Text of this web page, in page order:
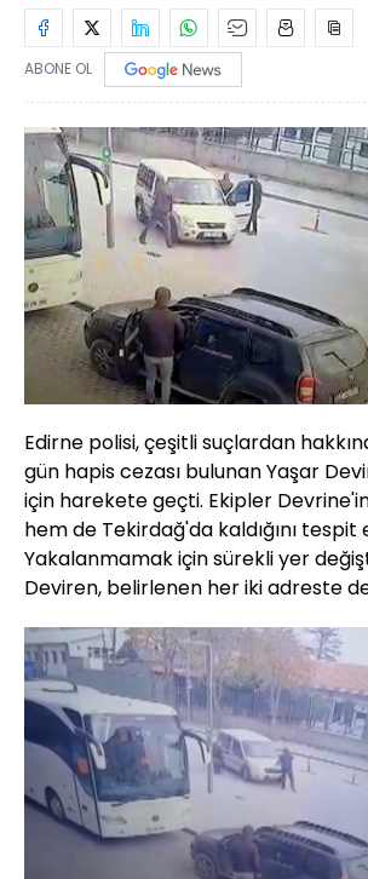
ABONE OL
Edirne polisi, çeşitli suçlardan
gün hapis cezası bulunan Yaşar
için harekete geçti. Ekipler
hem de Tekirdağ'da kaldığını tespit
Yakalanmamak için sürekli yer
Deviren, belirlenen her iki adreste
Yüklendi:
100.00%